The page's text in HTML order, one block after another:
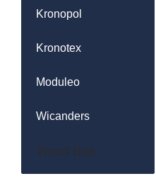
Kronopol
Kronotex
Moduleo
Wicanders
Wood Bee